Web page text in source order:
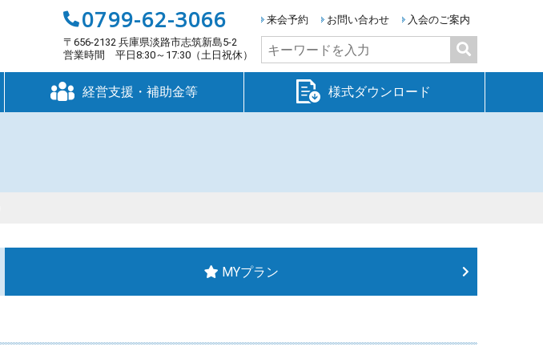
来会予約 お問い合わせ 入会のご案内
検
索:
0799-62-3066
〒656-2132 兵庫県淡路市志筑新島5-2
営業時間 平日8:30～17:30（土日祝休）
経営支援・補助金等 様式ダウンロード
MYプラン